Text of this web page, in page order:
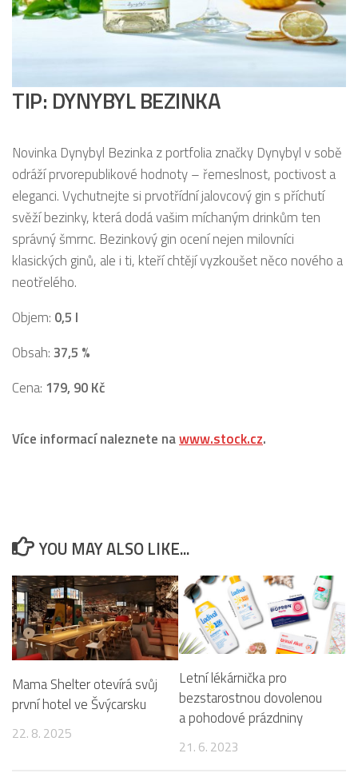
TIP: DYNYBYL BEZINKA
Novinka Dynybyl Bezinka z portfolia značky Dynybyl v sobě
odráží prvorepublikové hodnoty – řemeslnost, poctivost a
eleganci. Vychutnejte si prvotřídní jalovcový gin s příchutí
svěží bezinky, která dodá vašim míchaným drinkům ten
správný šmrnc. Bezinkový gin ocení nejen milovníci
klasických ginů, ale i ti, kteří chtějí vyzkoušet něco nového a
neotřelého.
Objem: 0,5 l
Obsah:37,5 %
Cena: 179, 90 Kč
Více informací naleznete nawww.stock.cz.
YOU MAY ALSO LIKE...
Mama Shelter otevírá svůj
první hotel ve Švýcarsku
22. 8. 2025
Letní lékárnička pro
bezstarostnou dovolenou
a pohodové prázdniny
21. 6. 2023